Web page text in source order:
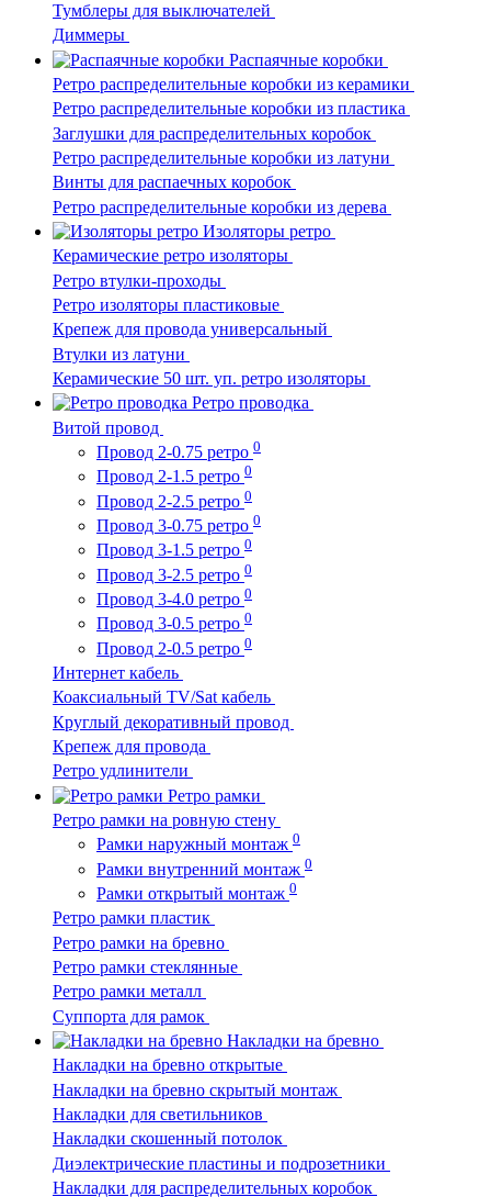
Тумблеры для выключателей
Диммеры
Распаячные коробки
Ретро распределительные коробки из керамики
Ретро распределительные коробки из пластика
Заглушки для распределительных коробок
Ретро распределительные коробки из латуни
Винты для распаечных коробок
Ретро распределительные коробки из дерева
Изоляторы ретро
Керамические ретро изоляторы
Ретро втулки-проходы
Ретро изоляторы пластиковые
Крепеж для провода универсальный
Втулки из латуни
Керамические 50 шт. уп. ретро изоляторы
Ретро проводка
Витой провод
Провод 2-0.75 ретро 0
Провод 2-1.5 ретро 0
Провод 2-2.5 ретро 0
Провод 3-0.75 ретро 0
Провод 3-1.5 ретро 0
Провод 3-2.5 ретро 0
Провод 3-4.0 ретро 0
Провод 3-0.5 ретро 0
Провод 2-0.5 ретро 0
Интернет кабель
Коаксиальный TV/Sat кабель
Круглый декоративный провод
Крепеж для провода
Ретро удлинители
Ретро рамки
Ретро рамки на ровную стену
Рамки наружный монтаж 0
Рамки внутренний монтаж 0
Рамки открытый монтаж 0
Ретро рамки пластик
Ретро рамки на бревно
Ретро рамки стеклянные
Ретро рамки металл
Суппорта для рамок
Накладки на бревно
Накладки на бревно открытые
Накладки на бревно скрытый монтаж
Накладки для светильников
Накладки скошенный потолок
Диэлектрические пластины и подрозетники
Накладки для распределительных коробок